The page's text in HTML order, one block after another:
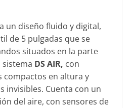
un diseño fluido y digital,
de 5 pulgadas que se
situados en la parte
DS AIR, con
compactos en altura y
invisibles. Cuenta con un
del aire, con sensores de